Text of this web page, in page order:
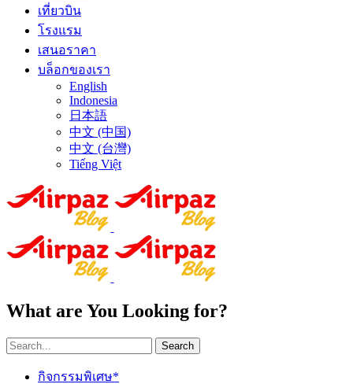
เที่ยวบิน
โรงแรม
เสนอราคา
บล็อกของเรา
English
Indonesia
日本語
中文 (中国)
中文 (台灣)
Tiếng Việt
What are You Looking for?
Search
กิจกรรมพิเศษ*